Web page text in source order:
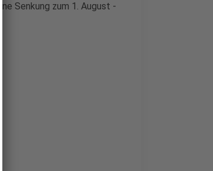
Senkung zum 1. August -